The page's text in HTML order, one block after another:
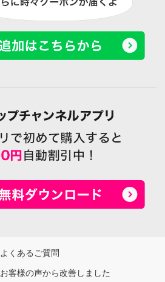
よくあるご質問
お客様の声から改善しました